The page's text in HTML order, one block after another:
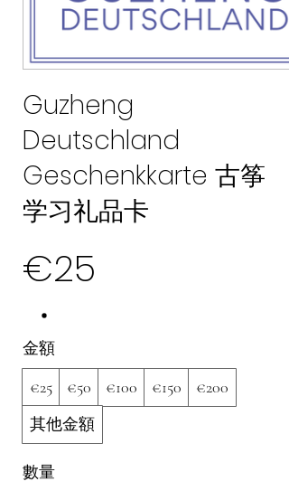
Guzheng
Deutschland
Geschenkkarte 古筝
学习礼品卡
€25
金額
€25
€50 €100 €150
€200
其他金額
數量